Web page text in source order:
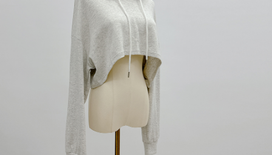
恩沛科技股份有限公司將有權停止該用戶之使用額度並採取法律行動。